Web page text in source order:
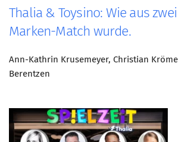
Thalia & Toysino: Wie aus
Marken-Match wurde.
Ann-Kathrin Krusemeyer, Christian
Berentzen